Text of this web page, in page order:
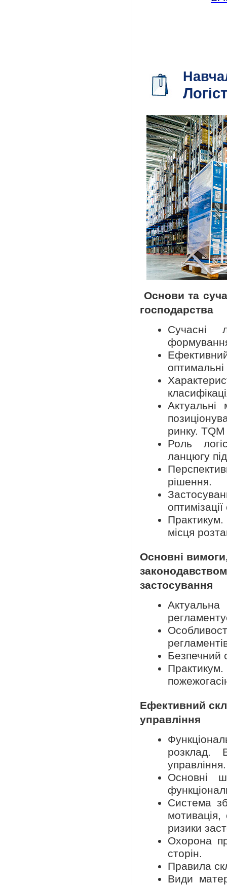
Основи та
господарства
Сучасні
Актуальні
ринку.
Роль
ланцюгу
рішення.
місця
Основні
застосування
Безпечний
Ефективний
управління
розклад.
управління.
Основні
Система
ризики
Охорона
сторін.
Правила
Види